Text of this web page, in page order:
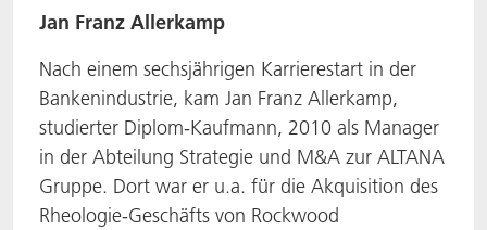
Jan Franz Allerkamp
Nach einem sechsjährigen Karrierestart in der
Bankenindustrie, kam Jan Franz Allerkamp,
studierter Diplom-Kaufmann, 2010 als Manager
in der Abteilung Strategie und M&A zur ALTANA
Gruppe. Dort war er u.a. für die Akquisition des
Rheologie-Geschäfts von Rockwood